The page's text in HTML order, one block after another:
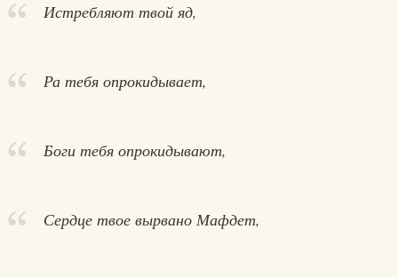
Истребляют твой яд,
Ра тебя опрокидывает,
Боги тебя опрокидывают,
Сердце твое вырвано Мафдет,